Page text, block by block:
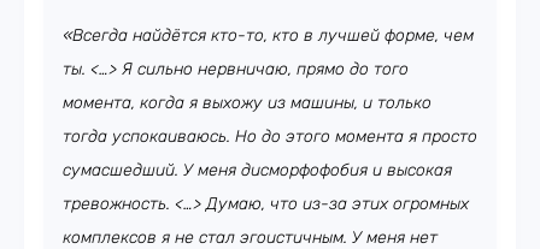
«Всегда найдётся кто-то, кто в лучшей форме, чем
ты. <…> Я сильно нервничаю, прямо до того
момента, когда я выхожу из машины, и только
тогда успокаиваюсь. Но до этого момента я просто
сумасшедший. У меня дисморфофобия и высокая
тревожность. <…> Думаю, что из-за этих огромных
комплексов я не стал эгоистичным. У меня нет